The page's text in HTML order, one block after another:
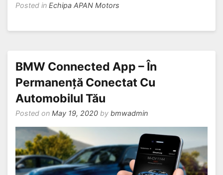
Posted in Echipa APAN Motors
BMW Connected App – În
Permanență Conectat Cu
Automobilul Tău
Posted on May 19, 2020 by bmwadmin